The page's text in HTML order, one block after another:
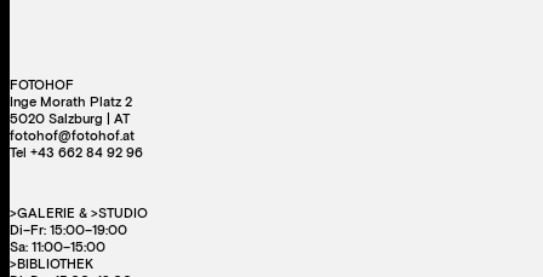
FOTOHOF
Inge Morath Platz 2
5020 Salzburg | AT
fotohof@fotohof.at
Tel +43 662 84 92 96
>GALERIE & >STUDIO
Di–Fr: 15:00–19:00
Sa: 11:00–15:00
>BIBLIOTHEK